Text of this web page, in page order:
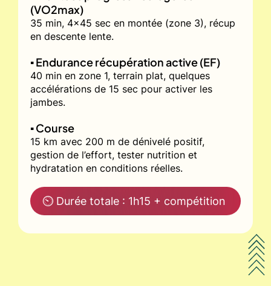
(VO2max)
35 min, 4x45 sec en montée (zone 3), récup
en descente lente.
▪️ Endurance récupération active (EF)
40 min en zone 1, terrain plat, quelques
accélérations de 15 sec pour activer les
jambes.
▪️ Course
15 km avec 200 m de dénivelé positif,
gestion de l’effort, tester nutrition et
hydratation en conditions réelles.
⏲ Durée totale : 1h15 + compétition